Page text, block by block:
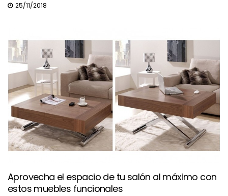
25/11/2018
Aprovecha el espacio de tu salón al máximo con
estos muebles funcionales